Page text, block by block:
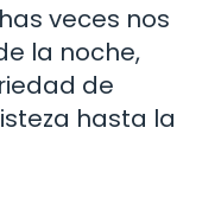
veces nos
la noche,
de
hasta la